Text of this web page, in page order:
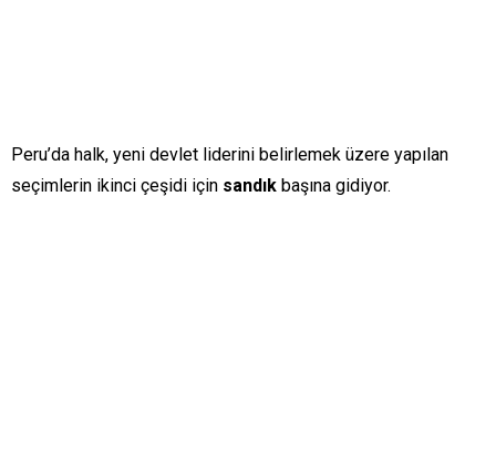
Peru’da halk, yeni devlet liderini belirlemek üzere yapılan
seçimlerin ikinci çeşidi için sandık başına gidiyor.